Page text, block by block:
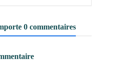
0 commentaires